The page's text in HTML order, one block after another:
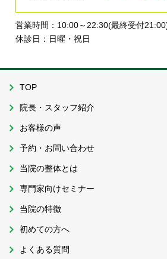
営業時間：10:00～22:30(最終受付
休診日：日曜・祝日
TOP
院長・スタッフ紹介
お客様の声
予約・お問い合わせ
当院の整体とは
専門家向けセミナー
当院の特徴
初めての方へ
よくある質問